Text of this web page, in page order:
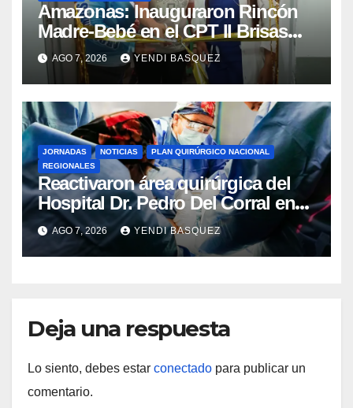
​Amazonas: Inauguraron Rincón
Madre-Bebé en el CPT II Brisas
del Aeropuerto ​Inauguraron
Rincón
AGO 7, 2026 YENDI BASQUEZ
JORNADAS NOTICIAS
PLAN QUIRÚRGICO NACIONAL
REGIONALES
Reactivaron área quirúrgica del
Hospital Dr. Pedro Del Corral en
Guárico
AGO 7, 2026 YENDI BASQUEZ
Deja una respuesta
Lo siento, debes estar conectado para publicar un
comentario.